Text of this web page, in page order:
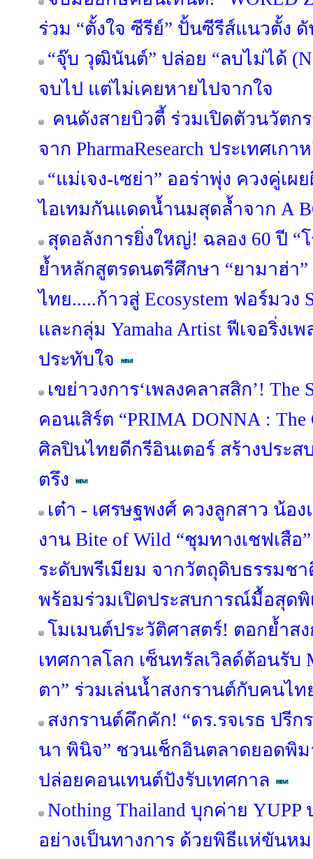
ร่วม “ตั้งใจ ซีรีย์” ปั้นซีรีส์แนวตั้ง
“จุ๊บ วุฒินันต์” ปล่อย “ลบไม่ได้
จบไป แต่ไม่เคยหายไปจากใจ
คนดังสายบิวตี้ ร่วมเปิดตัวนวัตก
จาก PharmaResearch ประเทศเกา
“แม่เจง-เซย่า” ออร่าพุ่ง ควงคู่เ
ไอเทมกันแดดน้ำนมสุดล้ำจาก A
สุดอลังการยิ่งใหญ่! ฉลอง 60 ปี “
ย้ำหลักสูตรดนตรีศึกษา “ยามาฮ่า”
ไทย.....ก้าวสู่ Ecosystem ฟอร์มวง
และกลุ่ม Yamaha Artist ฟีเจอริ่งเ
ประทับใจ
เขย่าวงการ‘เพลงคลาสสิก’! The
คอนเสิร์ต “PRIMA DONNA : The
ศิลปินไทยดีกรีอินเตอร์ สร้างประส
ตรึง
เต๋า - เศรษฐพงศ์ ควงลูกสาว น้อ
งาน Bite of Wild “ชุมทางเชฟเสื
ระดับพรีเมียม จากวัตถุดิบธรรมช
พร้อมร่วมเปิดประสบการณ์มื้อสุดพิ
โมเมนต์ประวัติศาสตร์! ตอกย้ำส
เทศกาลโลก เซ็นทรัลเวิลด์ต้อนรับ
ตา” ร่วมเล่นน้ำสงกรานต์กับคนไ
สงกรานต์คึกคัก! “ดร.รจเรธ ปรีก
นา พินิจ” ชวนเช็กอินตลาดยอดพิ
ปล่อยคอนเทนต์ปังรับเทศกาล
Nothing Thailand บุกค่าย YUPP
อย่างเป็นทางการ ด้วยพิธีแห่ขันห